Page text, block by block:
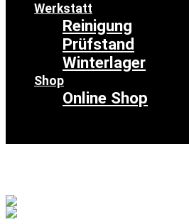
Werkstatt
Reinigung
Prüfstand
Winterlager
Shop
Online Shop